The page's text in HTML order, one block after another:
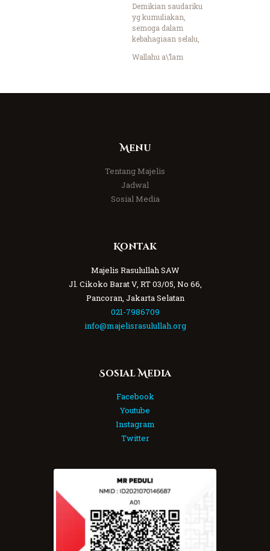
Demikian saudariku
yg kumuliakan,
semoga dalam
kebahagiaan selalu,
Wallahu a\’lam
Menu
Tentang Majelis
Jadwal
Sosial Media
Kontak
Majelis Rasulullah SAW
Jl. Cikoko Barat V, RT 03/05, No 66,
Pancoran, Jakarta Selatan
021-7986709
info@majelisrasulullah.org
Sosial Media
Facebook
Youtube
Instagram
Twitter